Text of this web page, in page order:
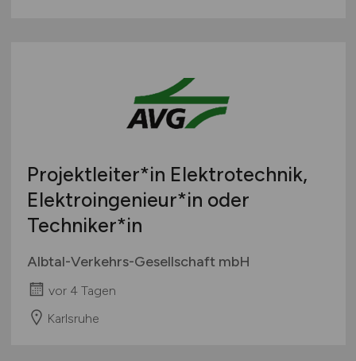
Projektleiter*in Elektrotechnik,
Elektroingenieur*in oder
Techniker*in
Albtal-Verkehrs-Gesellschaft mbH
vor 4 Tagen
Karlsruhe